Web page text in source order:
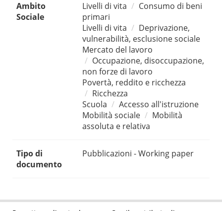
Ambito
Sociale
Livelli di vita
Consumo di beni
primari
Livelli di vita
Deprivazione,
vulnerabilità, esclusione sociale
Mercato del lavoro
Occupazione, disoccupazione,
non forze di lavoro
Povertà, reddito e ricchezza
Ricchezza
Scuola
Accesso all'istruzione
Mobilità sociale
Mobilità
assoluta e relativa
Tipo di
documento
Pubblicazioni - Working paper